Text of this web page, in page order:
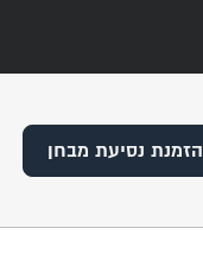
הזמנת נסיעת מבחן